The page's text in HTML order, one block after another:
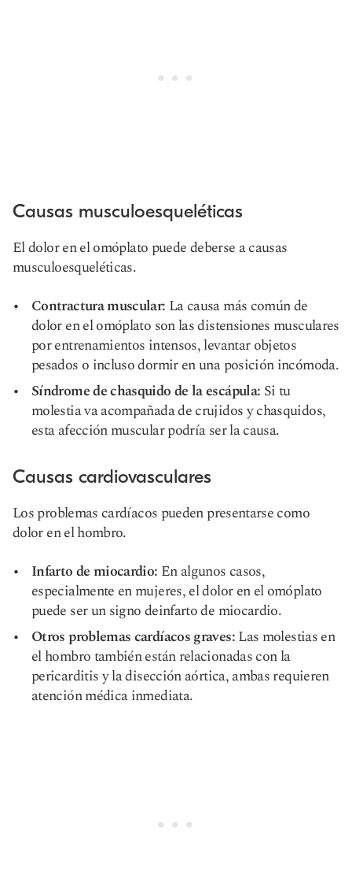
Causas musculoesqueléticas
El dolor en el omóplato puede deberse a causas
musculoesqueléticas.
Contractura muscular: La causa más común de
dolor en el omóplato son las distensiones musculares
por entrenamientos intensos, levantar objetos
pesados o incluso dormir en una posición incómoda.
Síndrome de chasquido de la escápula: Si tu
molestia va acompañada de crujidos y chasquidos,
esta afección muscular podría ser la causa.
Causas cardiovasculares
Los problemas cardíacos pueden presentarse como
dolor en el hombro.
Infarto de miocardio: En algunos casos,
especialmente en mujeres, el dolor en el omóplato
puede ser un signo deinfarto de miocardio.
Otros problemas cardíacos graves:Las molestias en
el hombro también están relacionadas con la
pericarditis y la disección aórtica, ambas requieren
atención médica inmediata.